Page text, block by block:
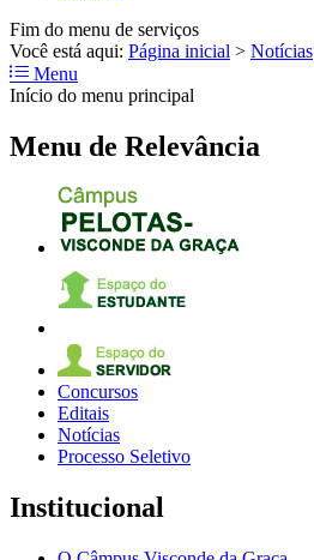
Fim do menu de serviços
Você está aqui: Página inicial > Notícias
Menu
Início do menu principal
Menu de Relevância
Concursos
Editais
Notícias
Processo Seletivo
Institucional